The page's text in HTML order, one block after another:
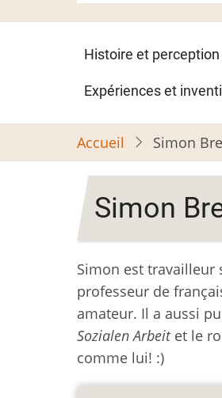
Navigation
principale
Histoire et perception
Expériences et
Accueil Simon
Simon
Simon est travailleur
professeur de
amateur. Il a aussi
Sozialen Arbeit et le
comme lui! :)